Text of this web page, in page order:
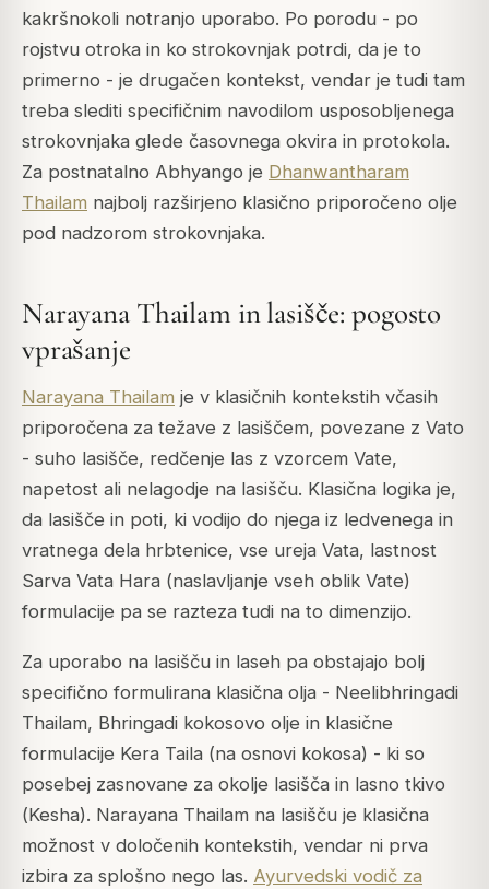
kakršnokoli notranjo uporabo. Po porodu - po
rojstvu otroka in ko strokovnjak potrdi, da je to
primerno - je drugačen kontekst, vendar je tudi tam
treba slediti specifičnim navodilom usposobljenega
strokovnjaka glede časovnega okvira in protokola.
Za postnatalno Abhyango je Dhanwantharam
Thailam najbolj razširjeno klasično priporočeno olje
pod nadzorom strokovnjaka.
Narayana Thailam in lasišče: pogosto
vprašanje
Narayana Thailam je v klasičnih kontekstih včasih
priporočena za težave z lasiščem, povezane z Vato
- suho lasišče, redčenje las z vzorcem Vate,
napetost ali nelagodje na lasišču. Klasična logika je,
da lasišče in poti, ki vodijo do njega iz ledvenega in
vratnega dela hrbtenice, vse ureja Vata, lastnost
Sarva Vata Hara (naslavljanje vseh oblik Vate)
formulacije pa se razteza tudi na to dimenzijo.
Za uporabo na lasišču in laseh pa obstajajo bolj
specifično formulirana klasična olja - Neelibhringadi
Thailam, Bhringadi kokosovo olje in klasične
formulacije Kera Taila (na osnovi kokosa) - ki so
posebej zasnovane za okolje lasišča in lasno tkivo
(Kesha). Narayana Thailam na lasišču je klasična
možnost v določenih kontekstih, vendar ni prva
izbira za splošno nego las. Ayurvedski vodič za